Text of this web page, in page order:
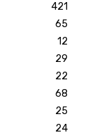
421
65
12
29
22
68
25
24